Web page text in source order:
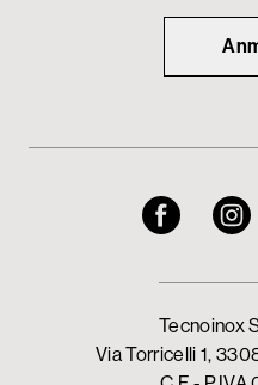
Tecnoinox
Via Torricelli 1,